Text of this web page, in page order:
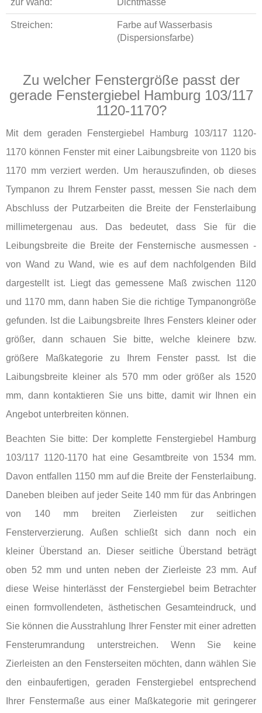
zur Wand: Dichtmasse
Streichen:
Farbe auf Wasserbasis
(Dispersionsfarbe)
Zu welcher Fenstergröße passt der
gerade Fenstergiebel Hamburg 103/117
1120-1170?
Mit dem geraden Fenstergiebel Hamburg 103/117 1120-
1170 können Fenster mit einer Laibungsbreite von 1120 bis
1170 mm verziert werden. Um herauszufinden, ob dieses
Tympanon zu Ihrem Fenster passt, messen Sie nach dem
Abschluss der Putzarbeiten die Breite der Fensterlaibung
millimetergenau aus. Das bedeutet, dass Sie für die
Leibungsbreite die Breite der Fensternische ausmessen -
von Wand zu Wand, wie es auf dem nachfolgenden Bild
dargestellt ist. Liegt das gemessene Maß zwischen 1120
und 1170 mm, dann haben Sie die richtige Tympanongröße
gefunden. Ist die Laibungsbreite Ihres Fensters kleiner oder
größer, dann schauen Sie bitte, welche kleinere bzw.
größere Maßkategorie zu Ihrem Fenster passt. Ist die
Laibungsbreite kleiner als 570 mm oder größer als 1520
mm, dann kontaktieren Sie uns bitte, damit wir Ihnen ein
Angebot unterbreiten können.
Beachten Sie bitte: Der komplette Fenstergiebel Hamburg
103/117 1120-1170 hat eine Gesamtbreite von 1534 mm.
Davon entfallen 1150 mm auf die Breite der Fensterlaibung.
Daneben bleiben auf jeder Seite 140 mm für das Anbringen
von 140 mm breiten Zierleisten zur seitlichen
Fensterverzierung. Außen schließt sich dann noch ein
kleiner Überstand an. Dieser seitliche Überstand beträgt
oben 52 mm und unten neben der Zierleiste 23 mm. Auf
diese Weise hinterlässt der Fenstergiebel beim Betrachter
einen formvollendeten, ästhetischen Gesamteindruck, und
Sie können die Ausstrahlung Ihrer Fenster mit einer adretten
Fensterumrandung unterstreichen. Wenn Sie keine
Zierleisten an den Fensterseiten möchten, dann wählen Sie
den einbaufertigen, geraden Fenstergiebel entsprechend
Ihrer Fenstermaße aus einer Maßkategorie mit geringerer